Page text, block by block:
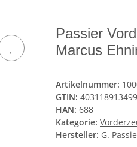
Passier
Marcus
Artikelnummer:
GTIN:
HAN: 688
Kategorie:
Hersteller: G.